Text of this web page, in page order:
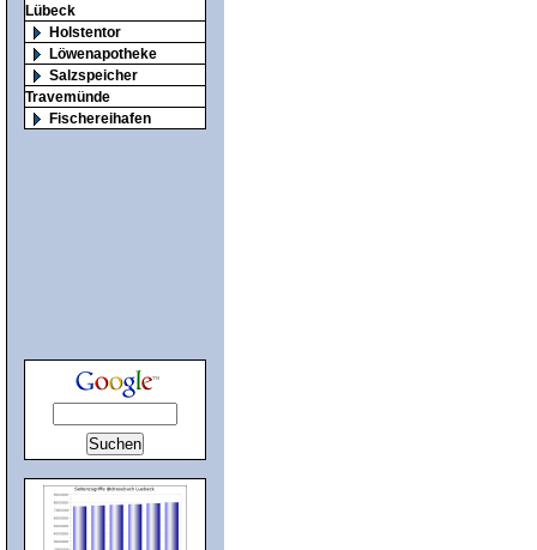
Lübeck
Holstentor
Löwenapotheke
Salzspeicher
Travemünde
Fischereihafen